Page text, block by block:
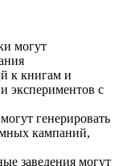
могут
к книгам и
экспериментов с
генерировать
кампаний,
заведения могут